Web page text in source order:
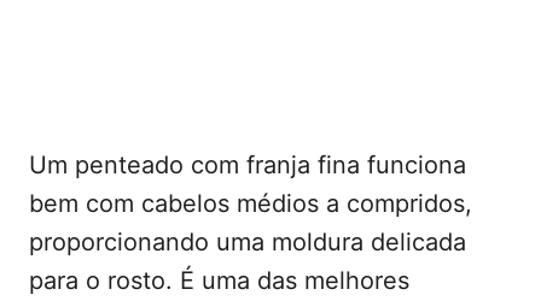
Um penteado com franja fina funciona
bem com cabelos médios a compridos,
proporcionando uma moldura delicada
para o rosto. É uma das melhores